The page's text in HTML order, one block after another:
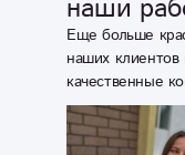
наши
Еще больше
наших
качественные